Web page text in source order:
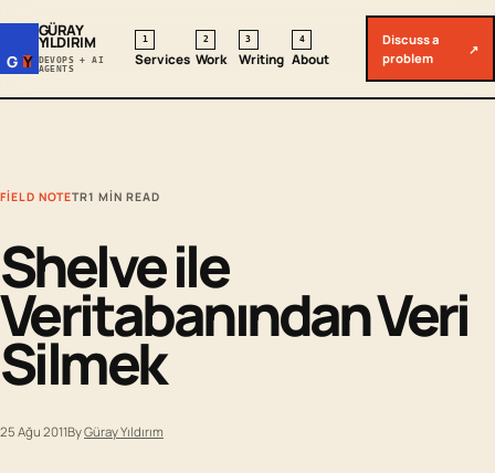
G Y
GÜRAY
YILDIRIM
DEVOPS + AI
AGENTS
1
Services
2
Work
3
Writing
4
About
Discuss a
problem
↗
FIELD NOTETR1 MIN READ
Shelve ile
Veritabanından Veri
Silmek
25 Ağu 2011ByGüray Yıldırım